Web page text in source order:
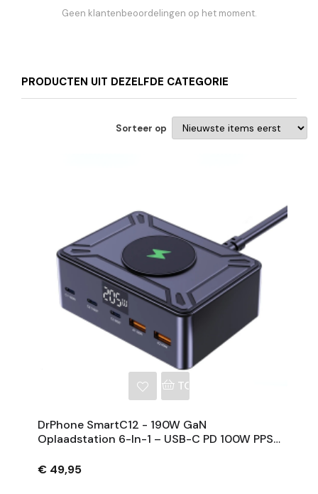
Geen klantenbeoordelingen op het moment.
PRODUCTEN UIT DEZELFDE CATEGORIE
Sorteer op
TOEVOEGEN AAN
DrPhone SmartC12 - 190W GaN
Oplaadstation 6-In-1 – USB-C PD 100W PPS
Tablet/Laptop/Smartphone
€ 49,95